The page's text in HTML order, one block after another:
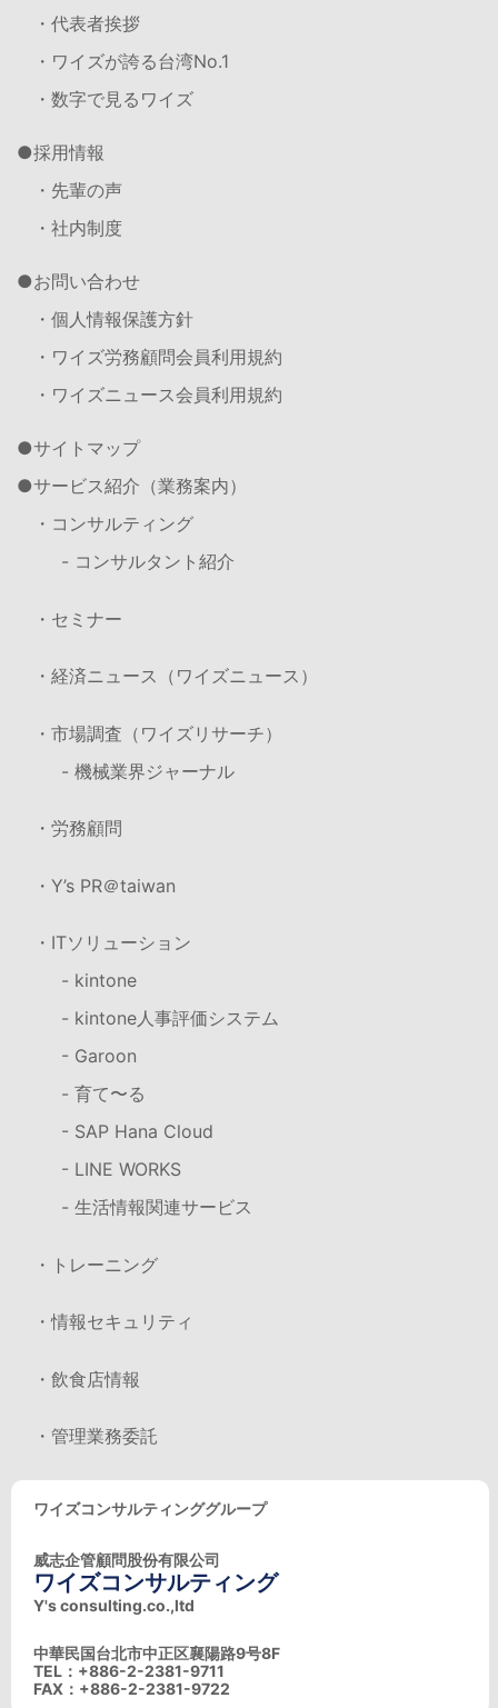
・代表者挨拶
・ワイズが誇る台湾No.1
・数字で見るワイズ
採用情報
・先輩の声
・社内制度
お問い合わせ
・個人情報保護方針
・ワイズ労務顧問会員利用規約
・ワイズニュース会員利用規約
サイトマップ
サービス紹介（業務案内）
・コンサルティング
- コンサルタント紹介
・セミナー
・経済ニュース（ワイズニュース）
・市場調査（ワイズリサーチ）
- 機械業界ジャーナル
・労務顧問
・Y’s PR＠taiwan
・ITソリューション
- kintone
- kintone人事評価システム
- Garoon
- 育て〜る
- SAP Hana Cloud
- LINE WORKS
- 生活情報関連サービス
・トレーニング
・情報セキュリティ
・飲食店情報
・管理業務委託
ワイズコンサルティンググループ
威志企管顧問股份有限公司
ワイズコンサルティング
Y's consulting.co.,ltd
中華民国台北市中正区襄陽路9号8F
TEL：+886-2-2381-9711
FAX：+886-2-2381-9722